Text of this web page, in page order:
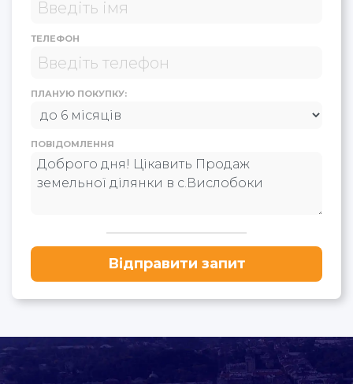
ТЕЛЕФОН
ПЛАНУЮ ПОКУПКУ:
ПОВІДОМЛЕННЯ
Відправити запит